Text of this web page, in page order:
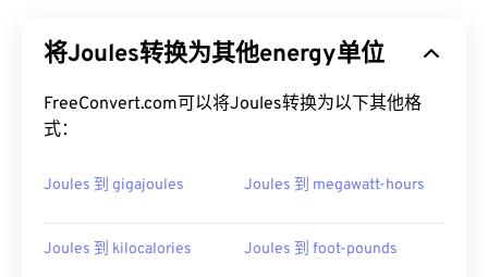
将Joules转换为其他energy单位
FreeConvert.com可以将Joules转换为以下其他格
式：
Joules 到 gigajoules Joules 到 megawatt-hours
Joules 到 kilocalories Joules 到 foot-pounds